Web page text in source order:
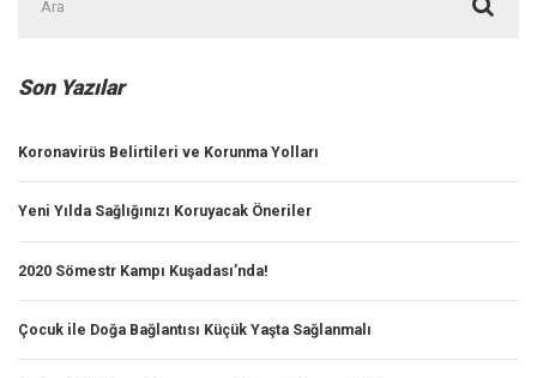
ara:
Son Yazılar
Koronavirüs Belirtileri ve Korunma Yolları
Yeni Yılda Sağlığınızı Koruyacak Öneriler
2020 Sömestr Kampı Kuşadası’nda!
Çocuk ile Doğa Bağlantısı Küçük Yaşta Sağlanmalı